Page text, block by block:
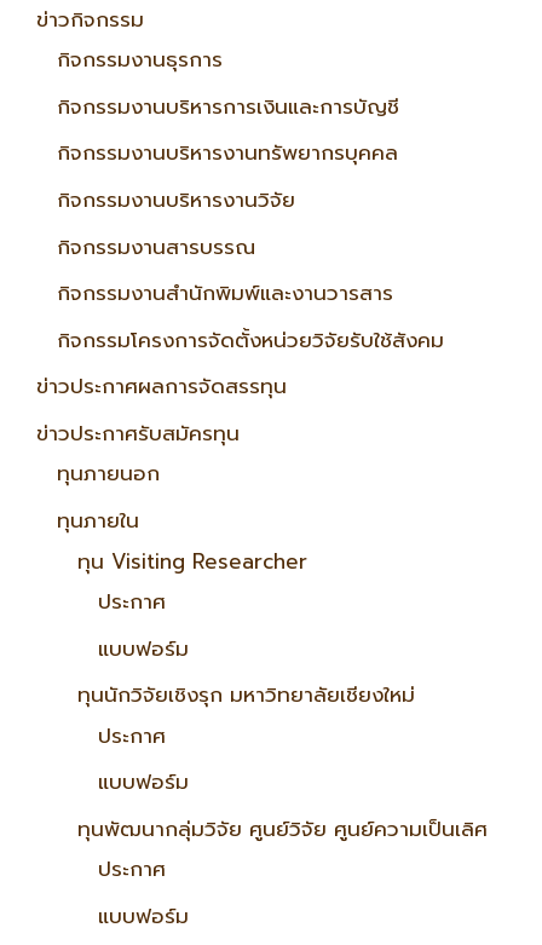
ข่าวกิจกรรม
กิจกรรมงานธุรการ
กิจกรรมงานบริหารการเงินและการบัญชี
กิจกรรมงานบริหารงานทรัพยากรบุคคล
กิจกรรมงานบริหารงานวิจัย
กิจกรรมงานสารบรรณ
กิจกรรมงานสำนักพิมพ์และงานวารสาร
กิจกรรมโครงการจัดตั้งหน่วยวิจัยรับใช้สังคม
ข่าวประกาศผลการจัดสรรทุน
ข่าวประกาศรับสมัครทุน
ทุนภายนอก
ทุนภายใน
ทุน Visiting Researcher
ประกาศ
แบบฟอร์ม
ทุนนักวิจัยเชิงรุก มหาวิทยาลัยเชียงใหม่
ประกาศ
แบบฟอร์ม
ทุนพัฒนากลุ่มวิจัย ศูนย์วิจัย ศูนย์ความเป็นเลิศ
ประกาศ
แบบฟอร์ม